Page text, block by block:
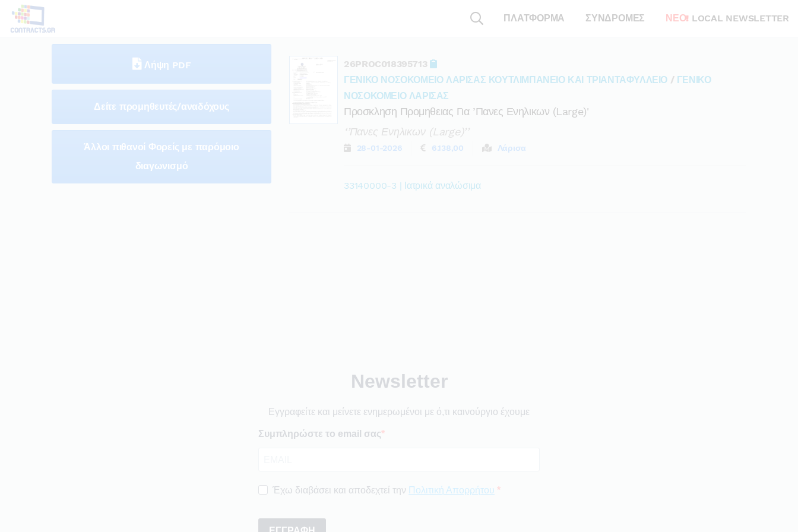
ΠΛΑΤΦΟΡΜΑ ΣΥΝΔΡΟΜΕΣ ΝΕΟ! LOCAL NEWSLETTER
Λήψη PDF
Δείτε προμηθευτές/αναδόχους
Άλλοι πιθανοί Φορείς με παρόμοιο
διαγωνισμό
26PROC018395713
ΓΕΝΙΚΟ ΝΟΣΟΚΟΜΕΙΟ ΛΑΡΙΣΑΣ ΚΟΥΤΛΙΜΠΑΝΕΙΟ ΚΑΙ ΤΡΙΑΝΤΑΦΥΛΛΕΙΟ / ΓΕΝΙΚΟ
ΝΟΣΟΚΟΜΕΙΟ ΛΑΡΙΣΑΣ
Προσκληση Προμηθειας Για ’πανες Ενηλικων (large)'
‘’πανες Ενηλικων (large)’’
28-01-2026 6.138,00 Λάρισα
33140000-3 | Ιατρικά αναλώσιμα